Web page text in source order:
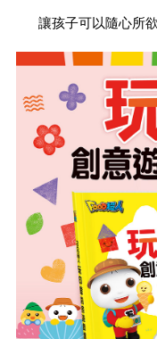
讓孩子可以隨心所